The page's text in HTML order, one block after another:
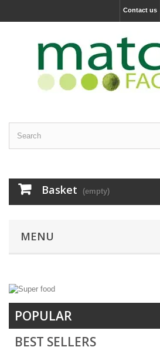
Contact us
Basket (empty)
MENU
POPULAR
BEST SELLERS